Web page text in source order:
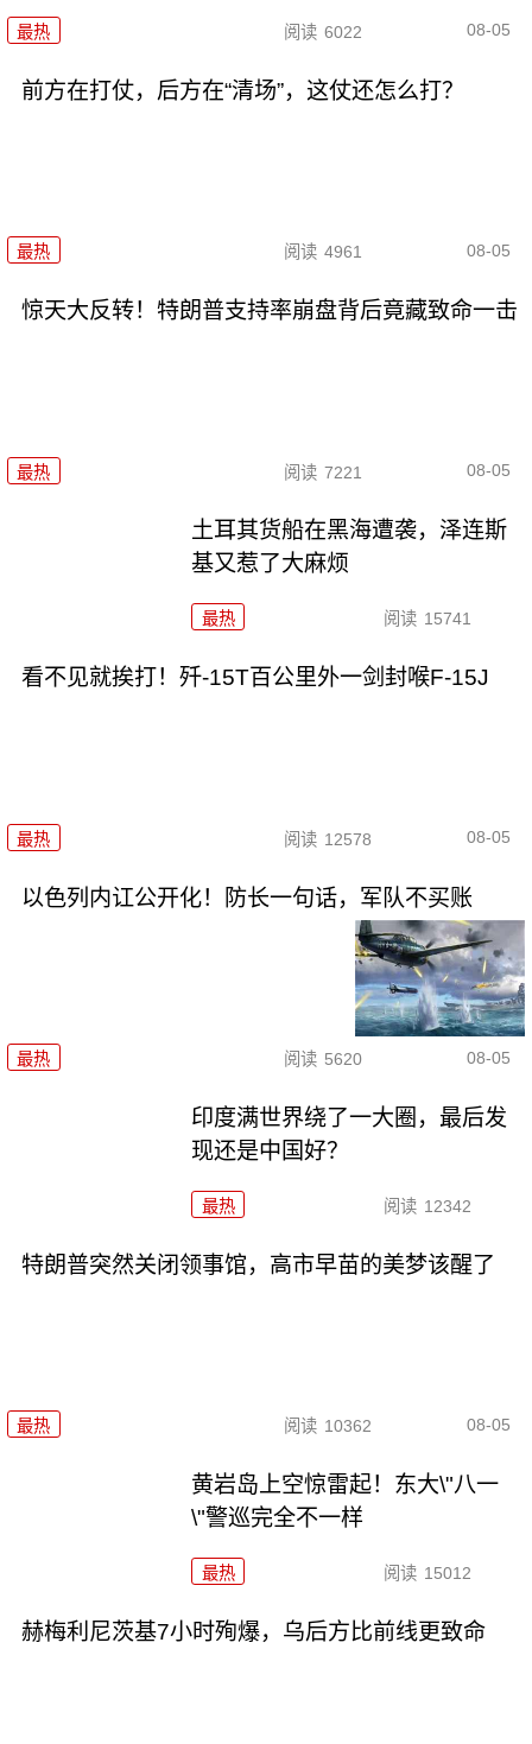
最热 阅读 6022 08-05
前方在打仗，后方在“清场”，这仗还怎么打？
最热 阅读 4961 08-05
惊天大反转！特朗普支持率崩盘背后竟藏致命一击
最热 阅读 7221 08-05
土耳其货船在黑海遭袭，泽连斯
基又惹了大麻烦
最热 阅读 15741
看不见就挨打！歼-15T百公里外一剑封喉F-15J
最热 阅读 12578 08-05
以色列内讧公开化！防长一句话，军队不买账
最热 阅读 5620 08-05
印度满世界绕了一大圈，最后发
现还是中国好？
最热 阅读 12342
特朗普突然关闭领事馆，高市早苗的美梦该醒了
最热 阅读 10362 08-05
黄岩岛上空惊雷起！东大\"八一
\"警巡完全不一样
最热 阅读 15012
赫梅利尼茨基7小时殉爆，乌后方比前线更致命